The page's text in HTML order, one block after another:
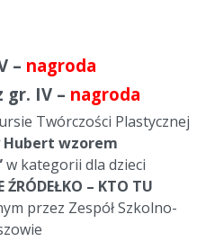
– nagroda
gr. IV – nagroda
Twórczości Plastycznej
Hubert wzorem
w kategorii dla dzieci
ŹRÓDEŁKO – KTO TU
przez Zespół Szkolno-